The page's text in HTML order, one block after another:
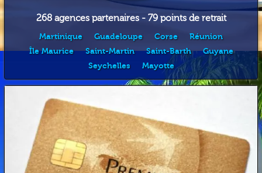
268 agences partenaires - 79 points de retrait
Martinique Guadeloupe Corse
Réunion
Île Maurice
Saint-Martin Saint-Barth
Guyane
Seychelles
Mayotte